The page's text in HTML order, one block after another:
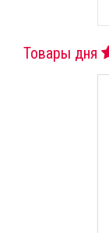
Товары дня